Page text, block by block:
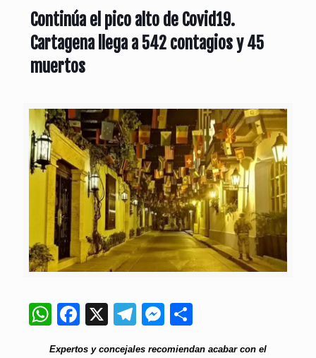
Continúa el pico alto de Covid19.
Cartagena llega a 542 contagios y 45
muertos
WhatsApp
Facebook
X Telegram
Messenger
Expertos y concejales recomiendan acabar con el